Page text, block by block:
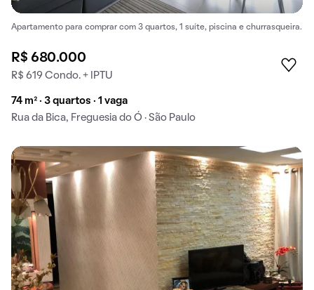
Apartamento para comprar com 3 quartos, 1 suíte, piscina e churrasqueira.
R$ 680.000
R$ 619 Condo. + IPTU
74 m² · 3 quartos · 1 vaga
Rua da Bica, Freguesia do Ó · São Paulo